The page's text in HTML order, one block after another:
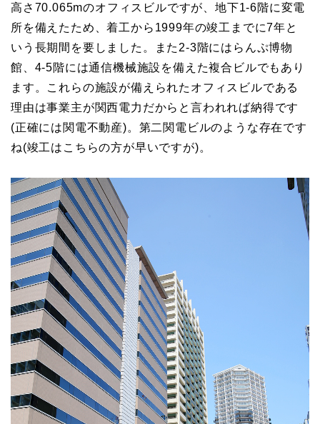
高さ70.065mのオフィスビルですが、地下1-6階に変電
所を備えたため、着工から1999年の竣工までに7年と
いう長期間を要しました。また2-3階にはらんぷ博物
館、4-5階には通信機械施設を備えた複合ビルでもあり
ます。これらの施設が備えられたオフィスビルである
理由は事業主が関西電力だからと言われれば納得です
(正確には関電不動産)。第二関電ビルのような存在です
ね(竣工はこちらの方が早いですが)。